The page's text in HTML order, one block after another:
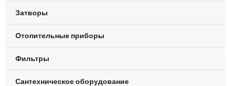
Затворы
Отопительные приборы
Фильтры
Сантехническое оборудование